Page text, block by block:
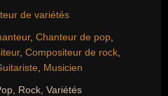
de variétés
, Chanteur de pop
, Compositeur de rock
Musicien
Rock, Variétés